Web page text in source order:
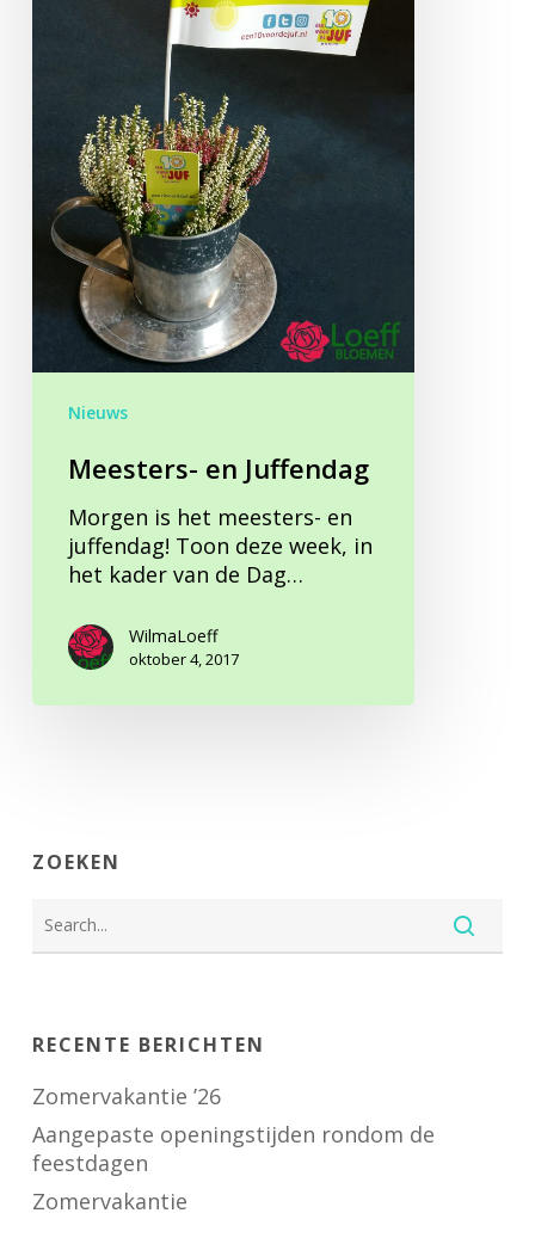
Nieuws
Meesters- en Juffendag
Morgen is het meesters- en
juffendag! Toon deze week, in
het kader van de Dag…
WilmaLoeff
oktober 4, 2017
ZOEKEN
RECENTE BERICHTEN
Zomervakantie ’26
Aangepaste openingstijden rondom de
feestdagen
Zomervakantie